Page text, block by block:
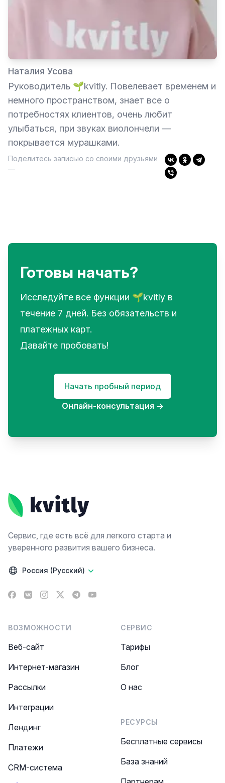
Наталия Усова
Руководитель 🌱kvitly. Повелевает временем и
немного пространством, знает все о
потребностях клиентов, очень любит
улыбаться, при звуках виолончели —
покрывается мурашками.
Поделитесь записью со своими друзьями
—
Готовы начать?
Исследуйте все функции 🌱kvitly в
течение 7 дней. Без обязательств и
платежных карт.
Давайте пробовать!
Начать пробный период
Онлайн-консультация →
Сервис, где есть всё для легкого старта и
уверенного развития вашего бизнеса.
Россия (Русский)
Facebook
VK Instagram
X TelegramYouTube
ВОЗМОЖНОСТИ
Веб-сайт
Интернет-магазин
Рассылки
Интеграции
Лендинг
Платежи
CRM-система
СЕРВИС
Тарифы
Блог
О нас
РЕСУРСЫ
Бесплатные сервисы
База знаний